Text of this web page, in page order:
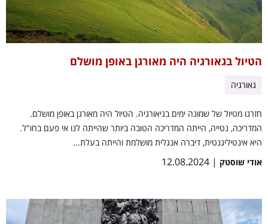
הטיול בגאורגיה היה מאורגן באופן מושלם
גאורגיה
חזרנו מטיול של שמונה ימים בגיאורגיה. הטיול היה מאורגן באופן מושלם.
המדריכה, נטייה, הייתה המדריכה הטובה ביותר שהייתה לנו אי פעם בחו"ל.
היא אינטיליגנטית, דיברה אנגלית מושלמת והייתה בעלת...
אודי שוסטק | 12.08.2024